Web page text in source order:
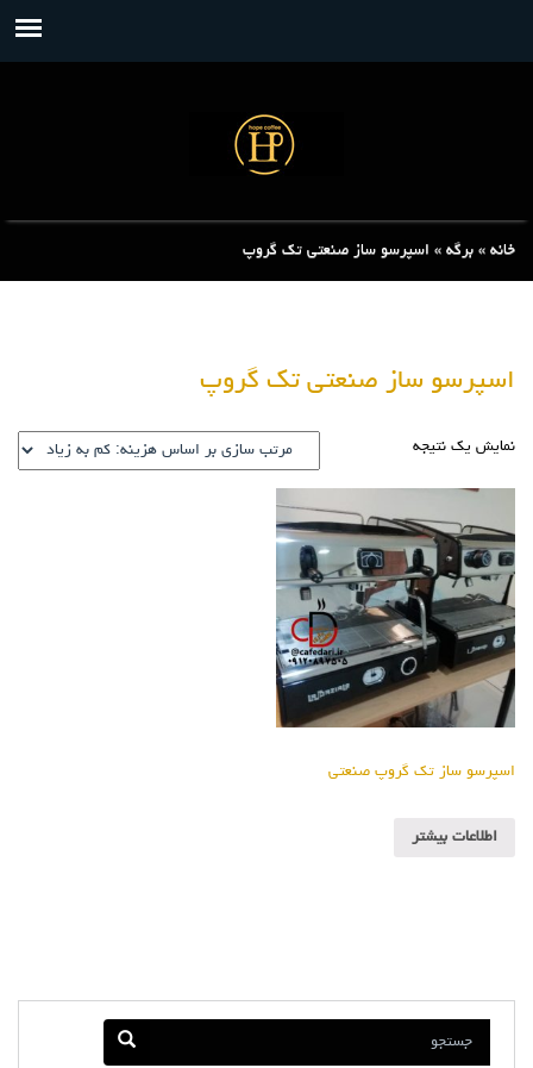
خانه » برگه » اسپرسو ساز صنعتی تک گروپ
اسپرسو ساز صنعتی تک گروپ
نمایش یک نتیجه
اسپرسو ساز تک گروپ صنعتی
اطلاعات بیشتر